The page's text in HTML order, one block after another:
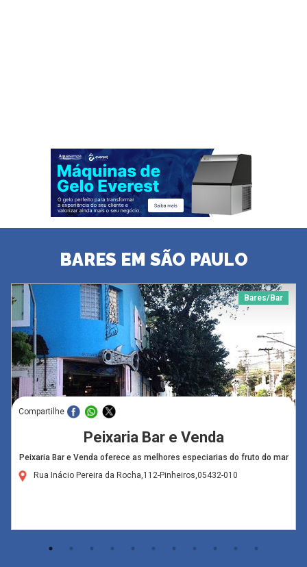
BARES EM SÃO PAULO
Bares/Bar
Compartilhe
Peixaria Bar e Venda
Peixaria Bar e Venda oferece as melhores especiarias do fruto do mar
Rua Inácio Pereira da Rocha,112-Pinheiros,05432-010